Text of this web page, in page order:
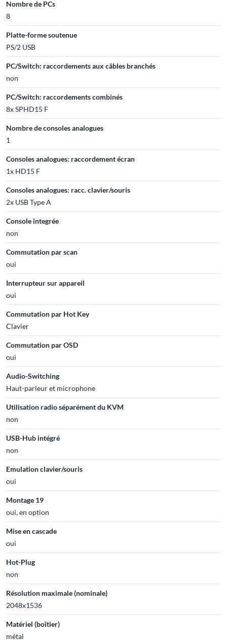
Nombre de PCs
8
Platte-forme soutenue
PS/2 USB
PC/Switch: raccordements aux câbles branchés
non
PC/Switch: raccordements combinés
8x SPHD15 F
Nombre de consoles analogues
1
Consoles analogues: raccordement écran
1x HD15 F
Consoles analogues: racc. clavier/souris
2x USB Type A
Console integrée
non
Commutation par scan
oui
Interrupteur sur appareil
oui
Commutation par Hot Key
Clavier
Commutation par OSD
oui
Audio-Switching
Haut-parleur et microphone
Utilisation radio séparément du KVM
non
USB-Hub intégré
non
Emulation clavier/souris
oui
Montage 19
oui, en option
Mise en cascade
oui
Hot-Plug
non
Résolution maximale (nominale)
2048x1536
Matériel (boîtier)
métal